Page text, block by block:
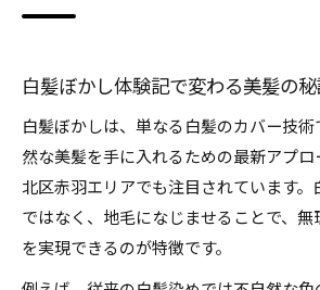
白髪ぼかし体験記で変わる美髪の
白髪ぼかしは、単なる白髪のカバー技
然な美髪を手に入れるための最新アプ
北区赤羽エリアでも注目されています。
ではなく、地毛になじませることで、無
を実現できるのが特徴です。